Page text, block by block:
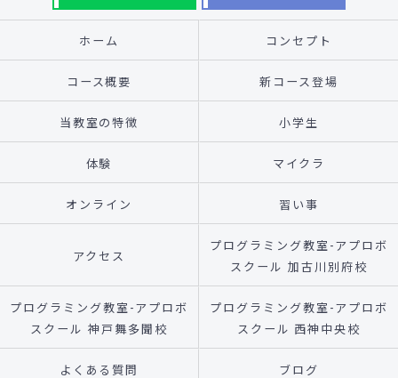
ホーム コンセプト
コース概要 新コース登場
当教室の特徴 小学生
体験 マイクラ
オンライン 習い事
アクセス
プログラミング教室-アプロボ
スクール 加古川別府校
プログラミング教室-アプロボ
スクール 神戸舞多聞校
プログラミング教室-アプロボ
スクール 西神中央校
よくある質問 ブログ